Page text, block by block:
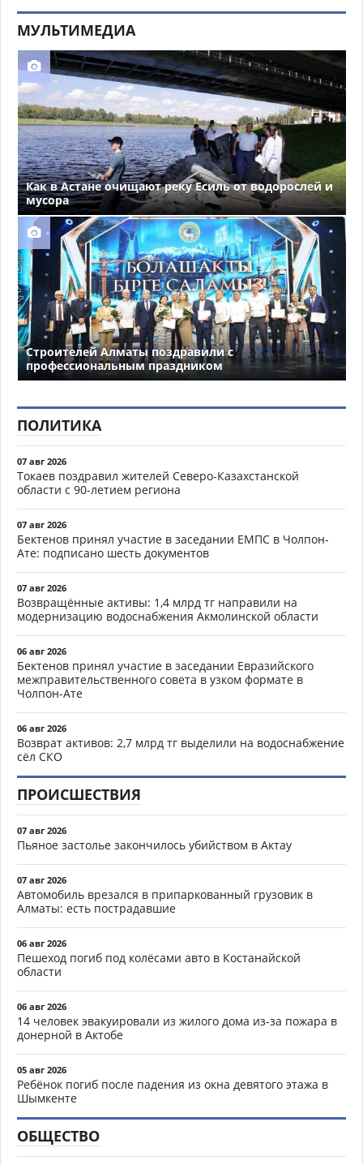
МУЛЬТИМЕДИА
Как в Астане очищают реку Есиль от водорослей и
мусора
Строителей Алматы поздравили с
профессиональным праздником
ПОЛИТИКА
07 авг 2026
Токаев поздравил жителей Северо-Казахстанской
области с 90-летием региона
07 авг 2026
Бектенов принял участие в заседании ЕМПС в Чолпон-
Ате: подписано шесть документов
07 авг 2026
Возвращённые активы: 1,4 млрд тг направили на
модернизацию водоснабжения Акмолинской области
06 авг 2026
Бектенов принял участие в заседании Евразийского
межправительственного совета в узком формате в
Чолпон-Ате
06 авг 2026
Возврат активов: 2,7 млрд тг выделили на водоснабжение
сёл СКО
ПРОИСШЕСТВИЯ
07 авг 2026
Пьяное застолье закончилось убийством в Актау
07 авг 2026
Автомобиль врезался в припаркованный грузовик в
Алматы: есть пострадавшие
06 авг 2026
Пешеход погиб под колёсами авто в Костанайской
области
06 авг 2026
14 человек эвакуировали из жилого дома из-за пожара в
донерной в Актобе
05 авг 2026
Ребёнок погиб после падения из окна девятого этажа в
Шымкенте
ОБЩЕСТВО